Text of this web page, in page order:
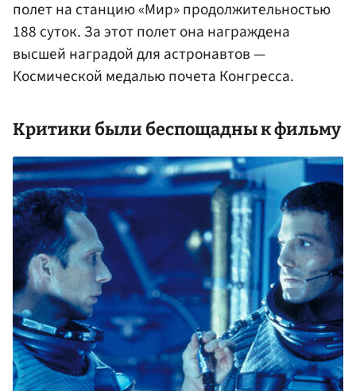
полет на станцию «Мир» продолжительностью
188 суток. За этот полет она награждена
высшей наградой для астронавтов —
Космической медалью почета Конгресса.
Критики были беспощадны к фильму